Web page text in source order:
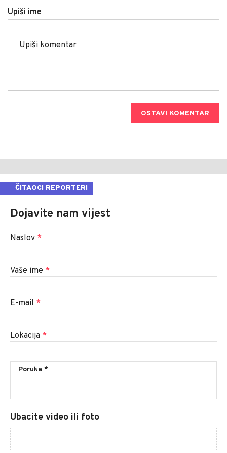
Upiši ime
OSTAVI KOMENTAR
ČITAOCI REPORTERI
Dojavite nam vijest
Naslov *
Vaše ime *
E-mail *
Lokacija *
Ubacite video ili foto